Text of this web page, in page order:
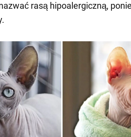
rasą hipoalergiczną,